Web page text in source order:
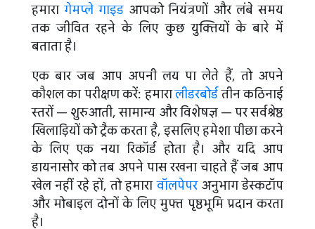
हमारागेमप्ले गाइडआपको नियंत्रणों और लंबे समय
तक जीवित रहने के लिए कुछ युक्तियों के बारे में
बताता है।
एक बार जब आप अपनी लय पा लेते हैं, तो अपने
कौशल का परीक्षण करें: हमारालीडरबोर्डतीन कठिनाई
स्तरों — शुरुआती, सामान्य और विशेषज्ञ — पर सर्वश्रेष्ठ
खिलाड़ियों को ट्रैक करता है, इसलिए हमेशा पीछा करने
के लिए एक नया रिकॉर्ड होता है। और यदि आप
डायनासोर को तब अपने पास रखना चाहते हैं जब आप
खेल नहीं रहे हों, तो हमारावॉलपेपरअनुभाग डेस्कटॉप
और मोबाइल दोनों के लिए मुफ्त पृष्ठभूमि प्रदान करता
है।